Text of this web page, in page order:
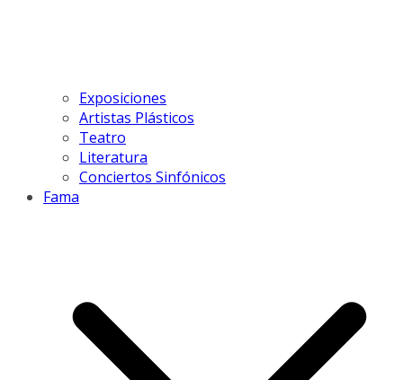
Exposiciones
Artistas Plásticos
Teatro
Literatura
Conciertos Sinfónicos
Fama